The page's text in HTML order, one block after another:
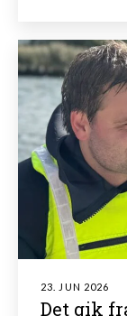
23. JUN 2026
Det gik